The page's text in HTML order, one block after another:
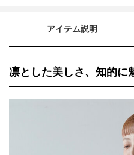
アイテム説明
凛とした美しさ、知的に